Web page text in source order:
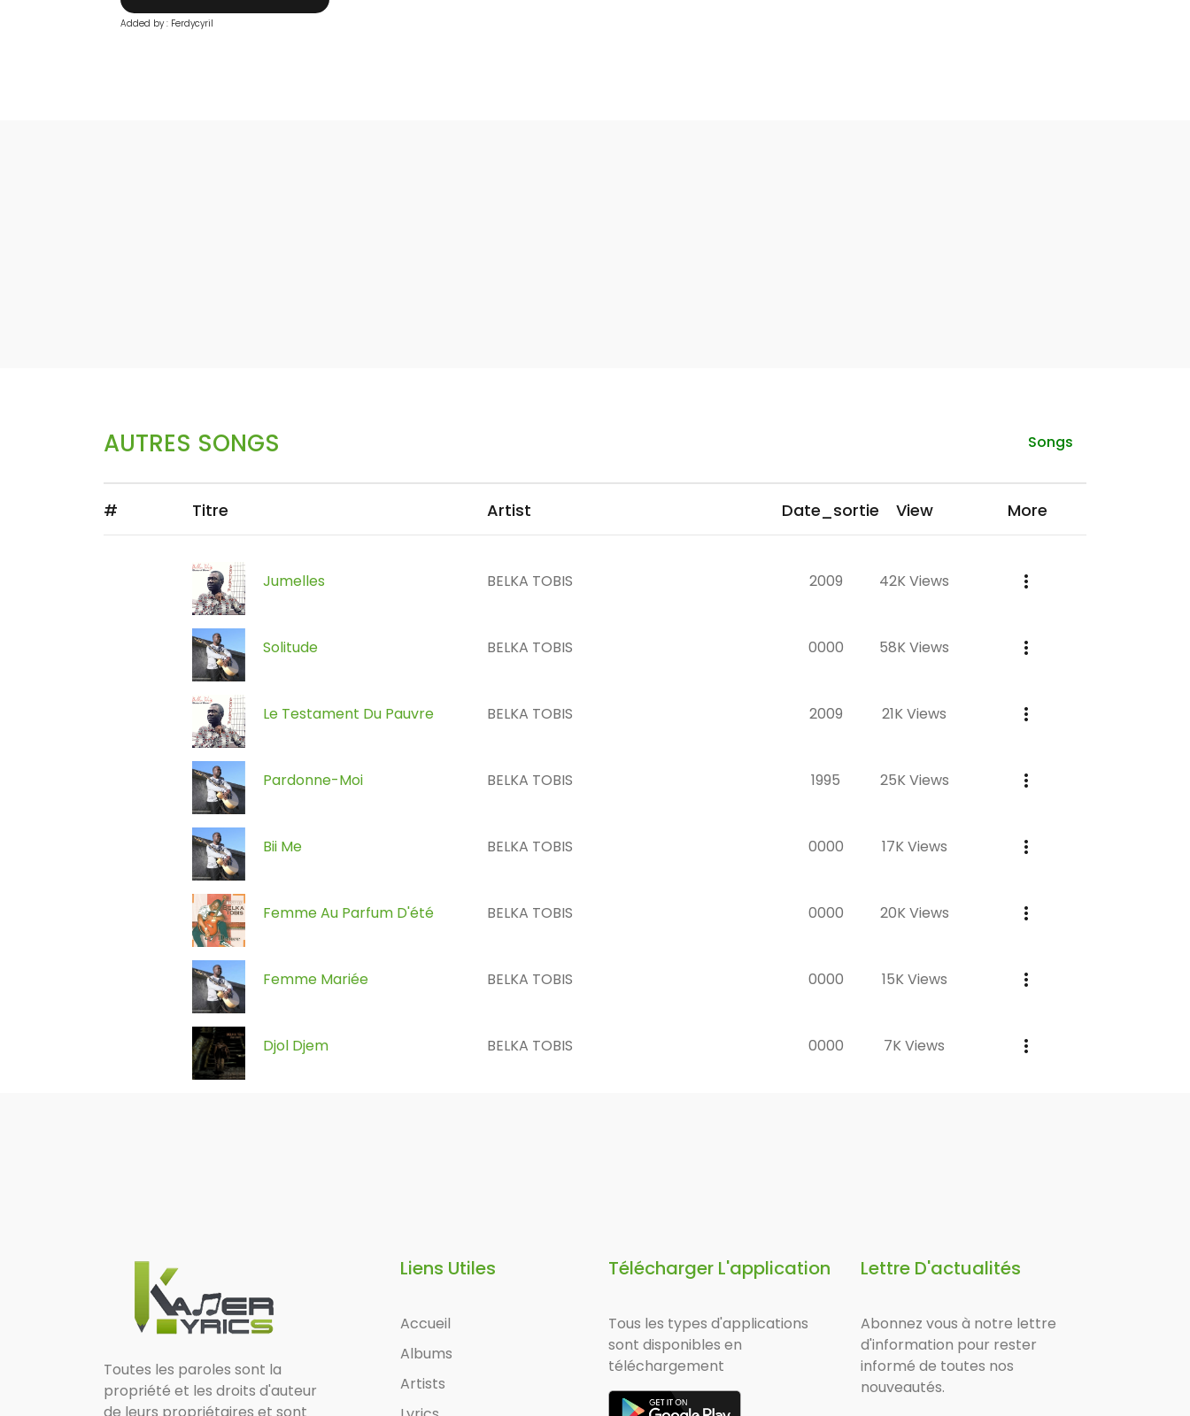
Added by : Ferdycyril
AUTRES SONGS Songs
# Titre Artist Date_sortie View More
Jumelles BELKA TOBIS 2009 42K Views
Solitude BELKA TOBIS 0000 58K Views
Le Testament Du Pauvre BELKA TOBIS 2009 21K Views
Pardonne-Moi BELKA TOBIS 1995 25K Views
Bii Me BELKA TOBIS 0000 17K Views
Femme Au Parfum D'été BELKA TOBIS 0000 20K Views
Femme Mariée BELKA TOBIS 0000 15K Views
Djol Djem BELKA TOBIS 0000 7K Views
Toutes les paroles sont la
propriété et les droits d'auteur
Liens Utiles
Accueil
Albums
Artists
Télécharger L'application
Tous les types d'applications
sont disponibles en
téléchargement
Lettre D'actualités
Abonnez vous à notre lettre
d'information pour rester
informé de toutes nos
nouveautés.